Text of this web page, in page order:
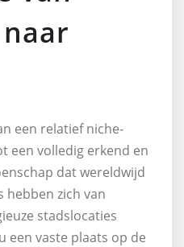
een relatief niche-
een volledig erkend en
dat wereldwijd
hebben zich van
stadslocaties
een vaste plaats op de